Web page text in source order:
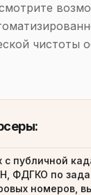
чистоты
публичной
ФДГКО по
номеров,